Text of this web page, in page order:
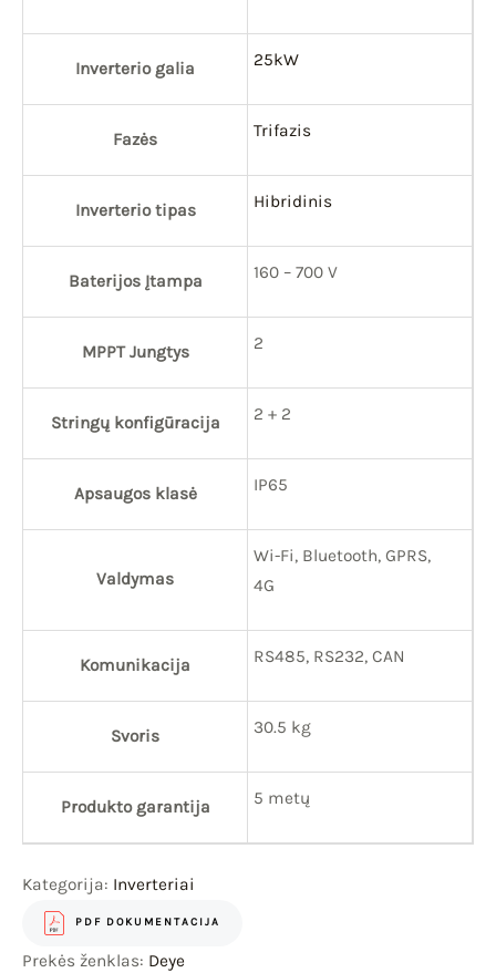
Inverterio galia 25kW
Fazės Trifazis
Inverterio tipas Hibridinis
Baterijos Įtampa 160 – 700 V
MPPT Jungtys 2
Stringų konfigūracija 2 + 2
Apsaugos klasė IP65
Valdymas
Wi-Fi, Bluetooth, GPRS,
4G
Komunikacija RS485, RS232, CAN
Svoris 30.5 kg
Produkto garantija 5 metų
Kategorija: Inverteriai
PDF DOKUMENTACIJA
Prekės ženklas: Deye